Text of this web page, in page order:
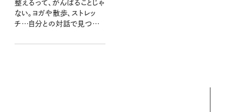
整えるって、がんばることじゃ
ない。ヨガや散歩、ストレッ
チ…自分との対話で見つけ
方